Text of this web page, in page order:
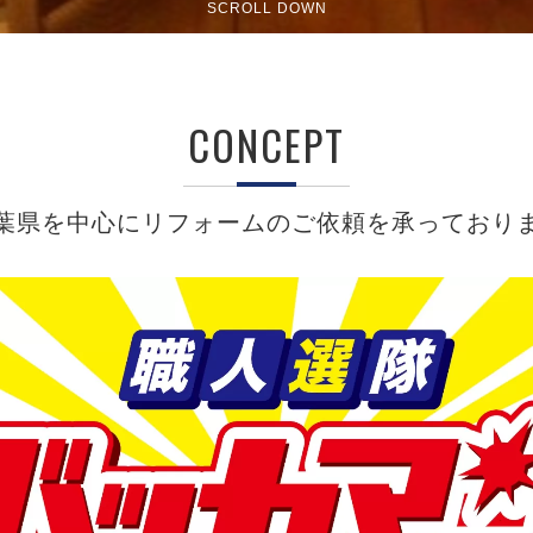
SCROLL DOWN
県を中心にリフォームのご依頼を承っており
CONCEPT